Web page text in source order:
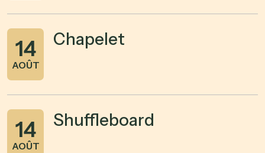
14
AOÛT
Chapelet
14
AOÛT
Shuffleboard